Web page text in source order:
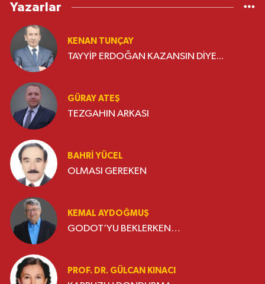
Yazarlar
KENAN TUNÇAY
TAYYİP ERDOĞAN KAZANSIN DİYE...
GÜRAY ATEŞ
TEZGAHIN ARKASI
BAHRI YÜCEL
OLMASI GEREKEN
KEMAL AYDOĞMUŞ
GODOT’YU BEKLERKEN…
PROF. DR. GÜLCAN KINACI